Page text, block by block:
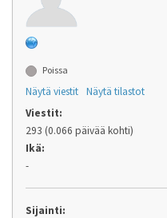
Poissa
Näytä viestit Näytä tilastot
Viestit:
293 (0.066 päivää kohti)
Ikä:
-
Sijainti: